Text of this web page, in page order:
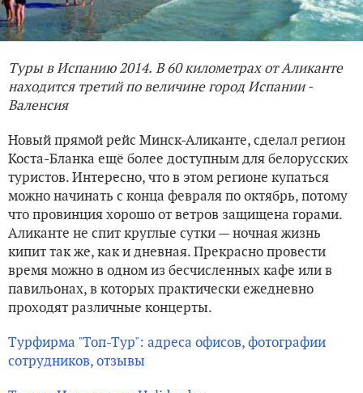
Туры в Испанию 2014. В 60 километрах от Аликанте
находится третий по величине город Испании -
Валенсия
Новый прямой рейс Минск-Аликанте, сделал регион
Коста-Бланка ещё более доступным для белорусских
туристов. Интересно, что в этом регионе купаться
можно начинать с конца февраля по октябрь, потому
что провинция хорошо от ветров защищена горами.
Аликанте не спит круглые сутки — ночная жизнь
кипит так же, как и дневная. Прекрасно провести
время можно в одном из бесчисленных кафе или в
павильонах, в которых практически ежедневно
проходят различные концерты.
Турфирма "Топ-Тур": адреса офисов, фотографии
сотрудников, отзывы